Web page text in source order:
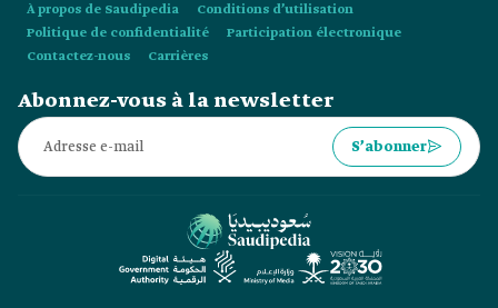
À propos de Saudipedia
Conditions d’utilisation
Politique de confidentialité
Participation électronique
Contactez-nous
Carrières
Abonnez-vous à la newsletter
S’abonner